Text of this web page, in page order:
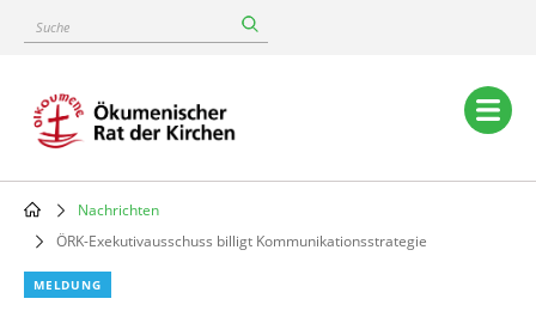
content
Suche
Main
navigation
Breadcrumb
Nachrichten
ÖRK-Exekutivausschuss billigt Kommunikationsstrategie
MELDUNG